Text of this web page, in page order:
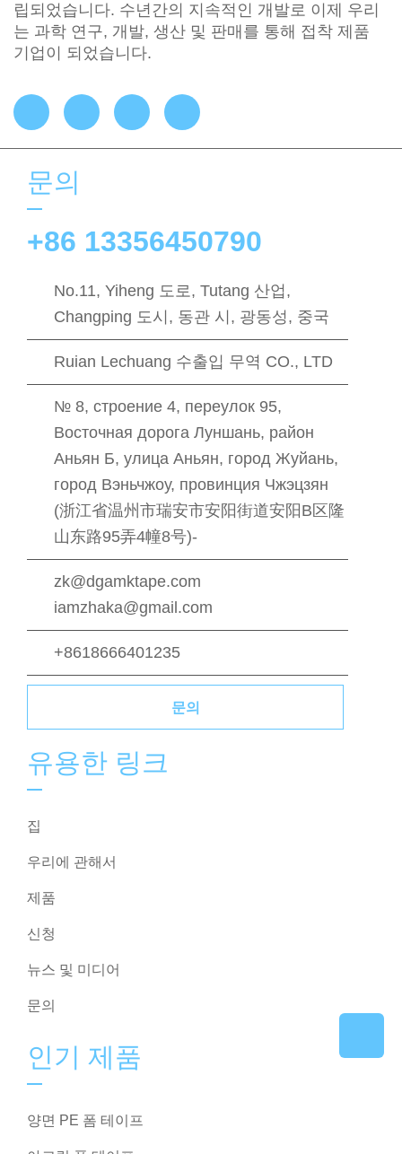
립되었습니다. 수년간의 지속적인 개발로 이제 우리
는 과학 연구, 개발, 생산 및 판매를 통해 접착 제품
기업이 되었습니다.
문의
+86 13356450790
No.11, Yiheng 도로, Tutang 산업,
Changping 도시, 동관 시, 광동성, 중국
Ruian Lechuang 수출입 무역 CO., LTD
№ 8, строение 4, переулок 95,
Восточная дорога Луншань, район
Аньян Б, улица Аньян, город Жуйань,
город Вэньчжоу, провинция Чжэцзян
(浙江省温州市瑞安市安阳街道安阳B区隆
山东路95弄4幢8号)-
zk@dgamktape.com
iamzhaka@gmail.com
+8618666401235
문의
유용한 링크
집
우리에 관해서
제품
신청
뉴스 및 미디어
문의
인기 제품
양면 PE 폼 테이프